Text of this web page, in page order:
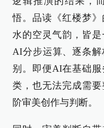
悟。品读《红楼梦
水的空灵气韵，皆
AI分步运算、逐条
别。即便AI在基础
类，也无法完成需
阶审美创作与判断。